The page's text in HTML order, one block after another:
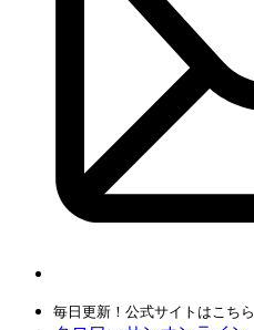
毎日更新！公式サイトはこちら